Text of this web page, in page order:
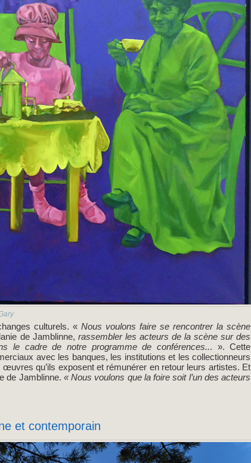
culturels. «Nous voulons faire se rencontrer la scène
de Jamblinne, rassembler les acteurs de la scène sur des
le cadre de notre programme de conférences... ». Cette
avec les banques, les institutions et les collectionneurs
qu’ils exposent et rémunérer en retour leurs artistes. Et
de Jamblinne. « Nous voulons que la foire soit l’un des acteurs
et contemporain